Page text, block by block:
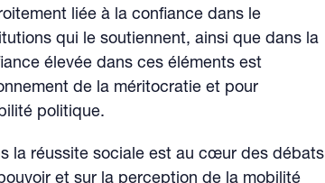
liée à la confiance dans le
qui le soutiennent, ainsi que dans la
élevée dans ces éléments est
de la méritocratie et pour
politique.
la réussite sociale est au cœur des débats
et sur la perception de la mobilité